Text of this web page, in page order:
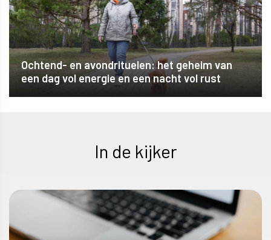
Ochtend- en avondrituelen: het geheim van
een dag vol energie en een nacht vol rust
In de kijker